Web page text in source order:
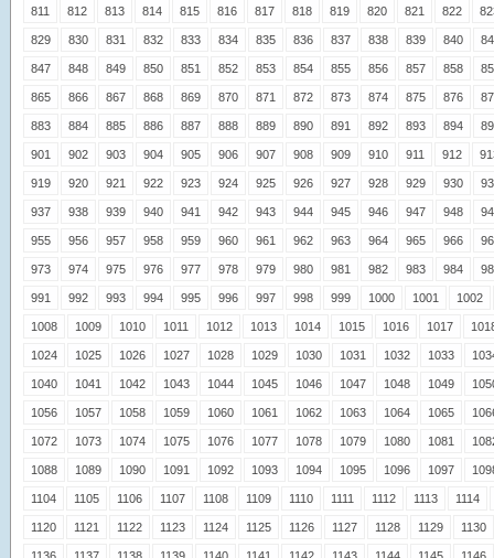
811 812 813 814 815 816 817 818 819 820 821 822
829 830 831 832 833 834 835 836 837 838 839 840
847 848 849 850 851 852 853 854 855 856 857 858
865 866 867 868 869 870 871 872 873 874 875 876
883 884 885 886 887 888 889 890 891 892 893 894
901 902 903 904 905 906 907 908 909 910 911 912
919 920 921 922 923 924 925 926 927 928 929 930
937 938 939 940 941 942 943 944 945 946 947 948
955 956 957 958 959 960 961 962 963 964 965 966
973 974 975 976 977 978 979 980 981 982 983 984
991 992 993 994 995 996 997 998 999 1000 1001 1002
1008 1009 1010 1011 1012 1013 1014 1015 1016 1017
1024 1025 1026 1027 1028 1029 1030 1031 1032 1033
1040 1041 1042 1043 1044 1045 1046 1047 1048 1049
1056 1057 1058 1059 1060 1061 1062 1063 1064 1065
1072 1073 1074 1075 1076 1077 1078 1079 1080 1081
1088 1089 1090 1091 1092 1093 1094 1095 1096 1097
1104 1105 1106 1107 1108 1109 1110 1111 1112 1113 1114
1120 1121 1122 1123 1124 1125 1126 1127 1128 1129 1130